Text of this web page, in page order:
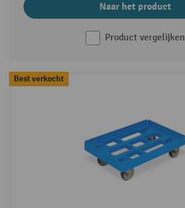
Naar het product
Product vergelijken
Best verkocht